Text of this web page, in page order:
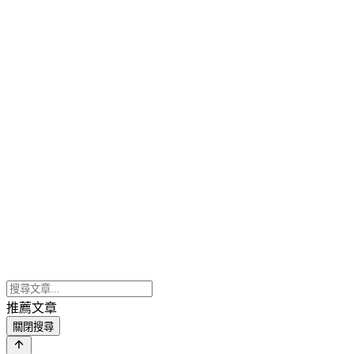
推薦文章
關閉搜尋